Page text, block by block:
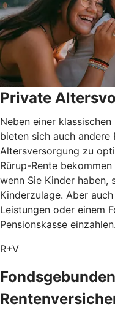
Private
Neben einer
bieten sich auch andere
Altersversorgung zu
Rürup-Rente
wenn Sie Kinder haben,
Kinderzulage. Aber
Leistungen oder einem
Pensionskasse einzahlen.
R+V